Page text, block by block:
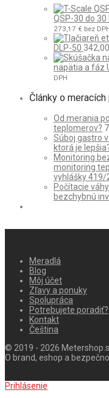
QSP-30 do
273,17 € bez
DLP-50 342,00
napätia a fáz
DPH
Články o
Od merania
teplomerov?
Súboj gastro
ktorá je
Monitoring
monitoring
vyhlášky 419/
Počítacie
bezchybnú
Meradlá
Blog
Môj účet
Zľavy a ponuky
Spolupráca
Potrebujete poradiť?
Kontakt
Čeština
© 2019 - 2026
O brand, eshop a
Prihlásenie